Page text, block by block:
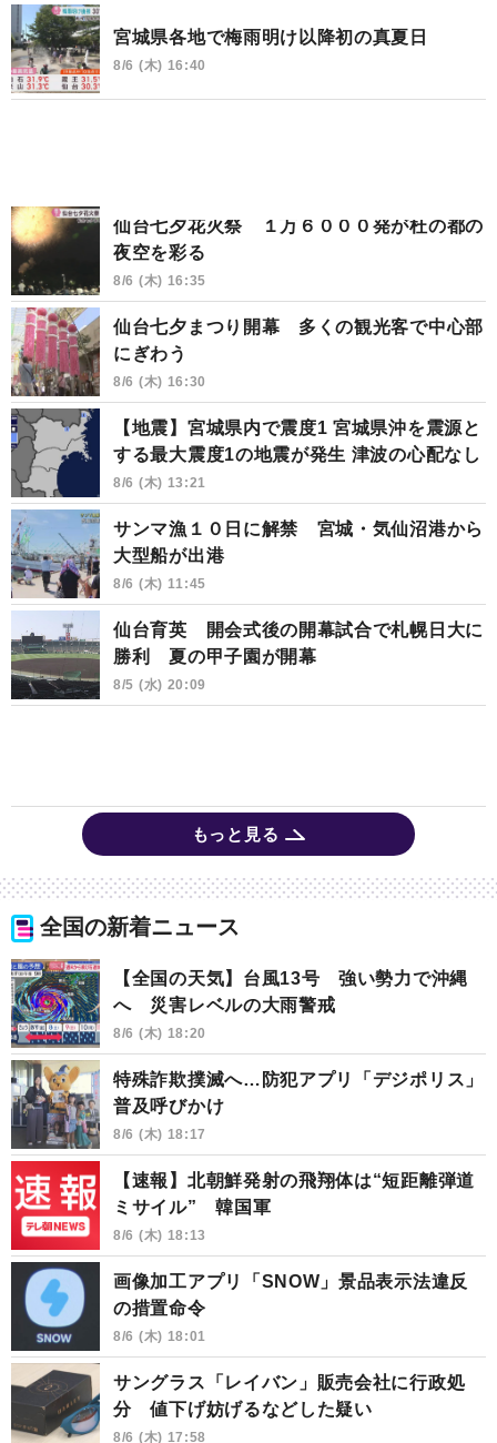
宮城県各地で梅雨明け以降初の真夏日
8/6 (木) 16:40
仙台七夕花火祭 １万６０００発が杜の都の
夜空を彩る
8/6 (木) 16:35
仙台七夕まつり開幕 多くの観光客で中心部
にぎわう
8/6 (木) 16:30
【地震】宮城県内で震度1 宮城県沖を震源と
する最大震度1の地震が発生 津波の心配なし
8/6 (木) 13:21
サンマ漁１０日に解禁 宮城・気仙沼港から
大型船が出港
8/6 (木) 11:45
仙台育英 開会式後の開幕試合で札幌日大に
勝利 夏の甲子園が開幕
8/5 (水) 20:09
もっと見る
全国の新着ニュース
【全国の天気】台風13号 強い勢力で沖縄
へ 災害レベルの大雨警戒
8/6 (木) 18:20
特殊詐欺撲滅へ…防犯アプリ「デジポリス」
普及呼びかけ
8/6 (木) 18:17
【速報】北朝鮮発射の飛翔体は“短距離弾道
ミサイル” 韓国軍
8/6 (木) 18:13
画像加工アプリ「SNOW」景品表示法違反
の措置命令
8/6 (木) 18:01
サングラス「レイバン」販売会社に行政処
分 値下げ妨げるなどした疑い
8/6 (木) 17:58